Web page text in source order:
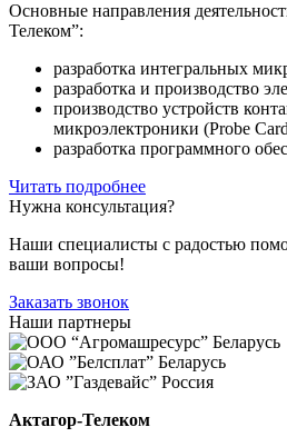
Основные направления
Телеком”:
разработка интегральных
разработка и производство
производство устройств
микроэлектроники (Probe
разработка программного
Читать подробнее
Нужна консультация?
Наши специалисты с радостью
ваши вопросы!
Заказать звонок
Наши партнеры
Актагор-Телеком